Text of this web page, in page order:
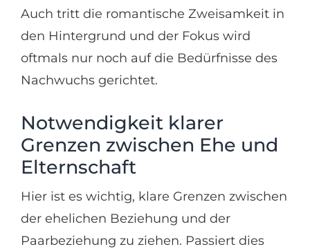
Auch tritt die romantische Zweisamkeit in
den Hintergrund und der Fokus wird
oftmals nur noch auf die Bedürfnisse des
Nachwuchs gerichtet.
Notwendigkeit klarer
Grenzen zwischen Ehe und
Elternschaft
Hier ist es wichtig, klare Grenzen zwischen
der ehelichen Beziehung und der
Paarbeziehung zu ziehen. Passiert dies